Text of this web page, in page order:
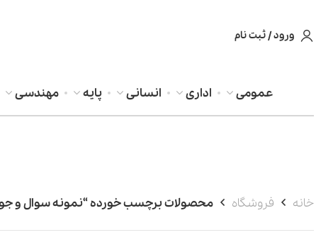
ورود / ثبت نام
عمومی اداری انسانی پایه مهندسی
خانه فروشگاه محصولات برچسب خورده “نمونه سوال و